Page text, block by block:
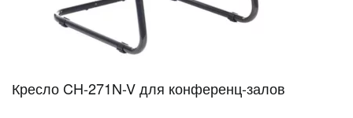
Кресло CH-271N-V для конференц-залов